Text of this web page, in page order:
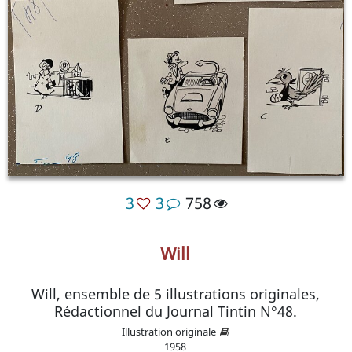
3 3 758
Will
Will, ensemble de 5 illustrations originales,
Rédactionnel du Journal Tintin N°48.
Illustration originale
1958